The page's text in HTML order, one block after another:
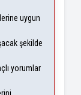
uygun
şekilde
yorumlar